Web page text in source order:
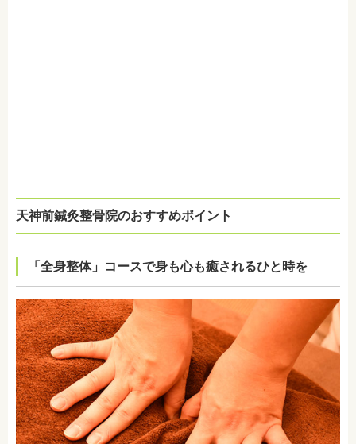
天神前鍼灸整骨院のおすすめポイント
「全身整体」コースで身も心も癒されるひと時を